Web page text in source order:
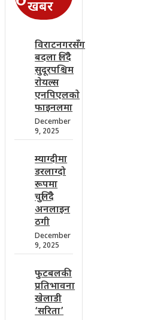
खबर
विराटनगरसँग
बदला लिँदै
सुदूरपश्चिम
राेयल्स
एनपिएलकाे
फाइनलमा
December
9, 2025
म्याग्दीमा
डरलाग्दो
रूपमा
चुलिँदै
अनलाइन
ठगी
December
9, 2025
फुटबलकी
प्रतिभावना
खेलाडी
‘सरिता’